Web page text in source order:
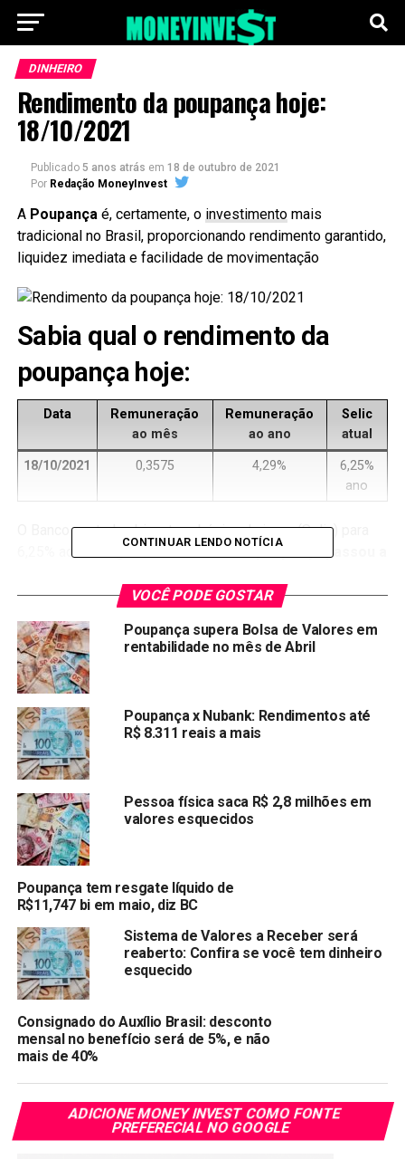
DINHEIRO
Rendimento da poupança hoje:
18/10/2021
Publicado 5 anos atrás em 18 de outubro de 2021
Por Redação MoneyInvest
A Poupançaé, certamente, o investimentomais
tradicional no Brasil, proporcionando rendimento garantido,
liquidez imediata e facilidade de movimentação
Sabia qual o rendimento da
poupança hoje:
Data
Remuneração
ao mês
Remuneração
ao ano
Selic
atual
18/10/2021 0,3575 4,29%
6,25%
ano
O Banco centralsubiua taxa básica de juros (Selic) para
6,25% ao ano. Agora, acaderneta de poupança passou a
Como calcular o rendimento
da poupança?
O copom subiu a
conter alta da inflação. Agora, a poupança começa a ganhar
atratividade e render mais.
Como a taxa Selic hoje está em 6,25% ao ano, a
rentabilidade da nova poupança é de 70% da taxa Selic
(0.7 x 6,25%)
rendendo assim 4,29% ao ano, que
equivale a 0,36% ao mês.
Veja também: Poupança registra o pior ano desde 1991
Compartilhar:
Copy
Link
WhatsApp
Twitter
Facebook
Reddit
Email
TÓPICOS RELACIONADOS: POUPANÇA
PRÓXIMA:
A inflação no Reino Unido disparou mais do que o
CONTINUAR LENDO NOTÍCIA
VOCÊ PODE GOSTAR
Poupança supera Bolsa de Valores em
rentabilidade no mês de Abril
Poupança x Nubank: Rendimentos até
R$ 8.311 reais a mais
Pessoa física saca R$ 2,8 milhões em
valores esquecidos
Poupança tem resgate líquido de
R$11,747 bi em maio, diz BC
Sistema de Valores a Receber será
reaberto: Confira se você tem dinheiro
esquecido
Consignado do Auxílio Brasil: desconto
mensal no benefício será de 5%, e não
mais de 40%
ADICIONE MONEY INVEST COMO FONTE
PREFERECIAL NO GOOGLE